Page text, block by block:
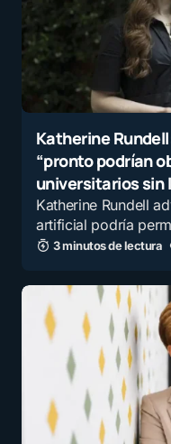
Katherine
“pronto podrían
universitarios sin
Katherine Rundell
artificial podría
3 minutos de lectura